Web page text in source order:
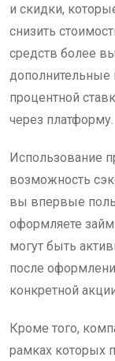
и скидки,
снизить
средств более
дополнительные
процентной
через платформу.
Использование
возможность
вы впервые
оформляете
могут быть
после
конкретной
Кроме того,
рамках которых